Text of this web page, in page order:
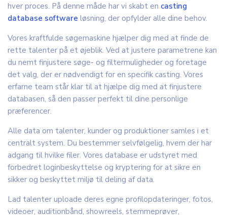
hver proces. På denne måde har vi skabt en casting
database software løsning, der opfylder alle dine behov.
Vores kraftfulde søgemaskine hjælper dig med at finde de
rette talenter på et øjeblik. Ved at justere parametrene kan
du nemt finjustere søge- og filtermuligheder og foretage
det valg, der er nødvendigt for en specifik casting. Vores
erfarne team står klar til at hjælpe dig med at finjustere
databasen, så den passer perfekt til dine personlige
præferencer.
Alle data om talenter, kunder og produktioner samles i et
centralt system. Du bestemmer selvfølgelig, hvem der har
adgang til hvilke filer. Vores database er udstyret med
forbedret loginbeskyttelse og kryptering for at sikre en
sikker og beskyttet miljø til deling af data.
Lad talenter uploade deres egne profilopdateringer, fotos,
videoer, auditionbånd, showreels, stemmeprøver,